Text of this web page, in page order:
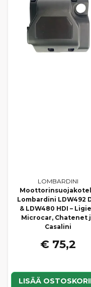
LOMBARDINI
Lombardini LDW492
& LDW480 HDI –
Microcar, Chatenet
Casalini
€ 75,2
LISÄÄ